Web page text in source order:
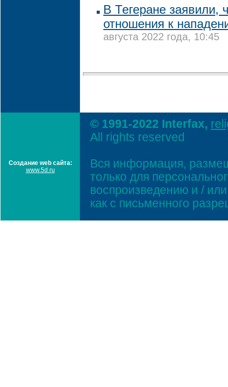
В Тегеране заявили,
отношения к
августа 2022 года, 10:45
Создание web сайта:
www.5d.ru
© 1991-2022 Interfax,
All rights reserved
Вся информация,
только для
воспроизведению и /
как с письменного